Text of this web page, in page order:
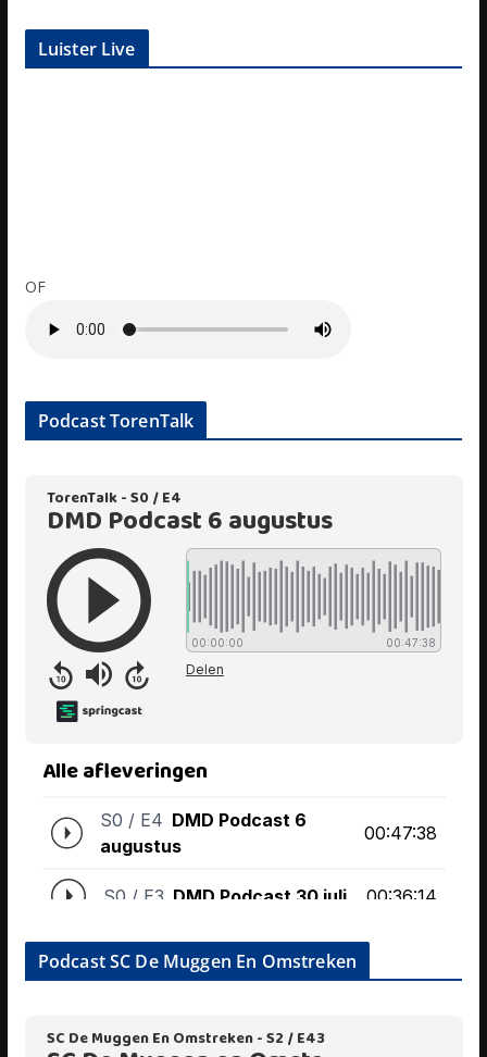
Luister Live
OF
Podcast TorenTalk
Podcast SC De Muggen En Omstreken